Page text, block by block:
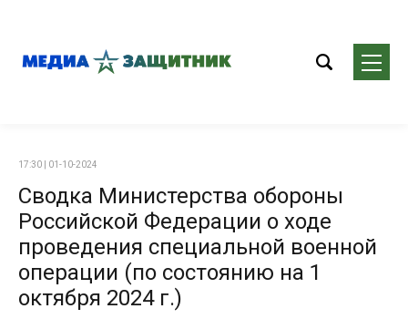
17:30 | 01-10-2024
Сводка Министерства обороны
Российской Федерации о ходе
проведения специальной военной
операции (по состоянию на 1
октября 2024 г.)